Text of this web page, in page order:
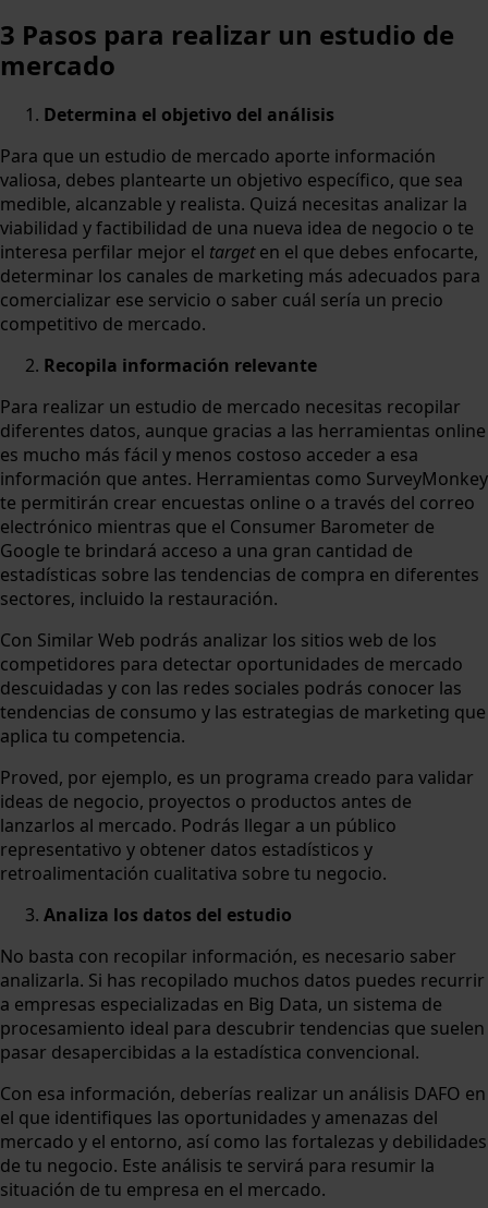
3 Pasos para realizar un estudio de
mercado
Determina el objetivo del análisis
Para que un estudio de mercado aporte información
valiosa, debes plantearte un objetivo específico, que sea
medible, alcanzable y realista. Quizá necesitas analizar la
viabilidad y factibilidad de una nueva idea de negocio o te
interesa perfilar mejor el targeten el que debes enfocarte,
determinar los canales de marketing más adecuados para
comercializar ese servicio o saber cuál sería un precio
competitivo de mercado.
Recopila información relevante
Para realizar un estudio de mercado necesitas recopilar
diferentes datos, aunque gracias a las herramientas online
es mucho más fácil y menos costoso acceder a esa
información que antes. Herramientas como SurveyMonkey
te permitirán crear encuestas online o a través del correo
electrónico mientras que el Consumer Barometer de
Google te brindará acceso a una gran cantidad de
estadísticas sobre las tendencias de compra en diferentes
sectores, incluido la restauración.
Con Similar Web podrás analizar los sitios web de los
competidores para detectar oportunidades de mercado
descuidadas y con las redes sociales podrás conocer las
tendencias de consumo y las estrategias de marketing que
aplica tu competencia.
Proved, por ejemplo, es un programa creado para validar
ideas de negocio, proyectos o productos antes de
lanzarlos al mercado. Podrás llegar a un público
representativo y obtener datos estadísticos y
retroalimentación cualitativa sobre tu negocio.
Analiza los datos del estudio
No basta con recopilar información, es necesario saber
analizarla. Si has recopilado muchos datos puedes recurrir
a empresas especializadas en Big Data, un sistema de
procesamiento ideal para descubrir tendencias que suelen
pasar desapercibidas a la estadística convencional.
Con esa información, deberías realizar un análisis DAFO en
el que identifiques las oportunidades y amenazas del
mercado y el entorno, así como las fortalezas y debilidades
de tu negocio. Este análisis te servirá para resumir la
situación de tu empresa en el mercado.